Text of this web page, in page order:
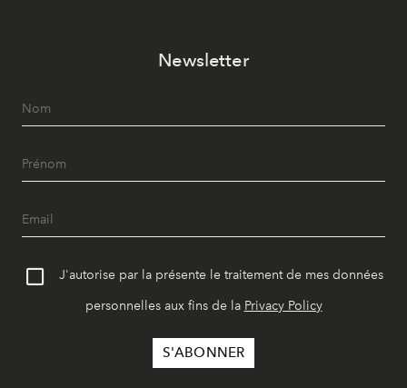
Newsletter
J'autorise par la présente le traitement de mes données
personnelles aux fins de la Privacy Policy